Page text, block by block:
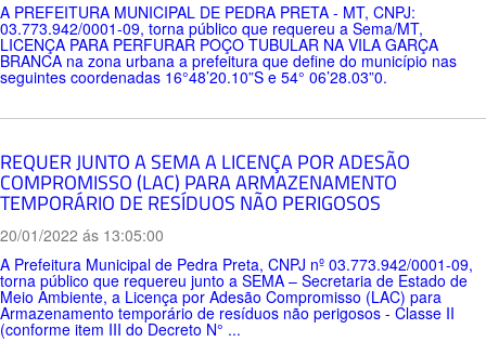
A PREFEITURA MUNICIPAL DE PEDRA PRETA - MT, CNPJ:
03.773.942/0001-09, torna público que requereu a Sema/MT,
LICENÇA PARA PERFURAR POÇO TUBULAR NA VILA GARÇA
BRANCA na zona urbana a prefeitura que define do município nas
seguintes coordenadas 16°48’20.10”S e 54° 06’28.03”0.
REQUER JUNTO A SEMA A LICENÇA POR ADESÃO
COMPROMISSO (LAC) PARA ARMAZENAMENTO
TEMPORÁRIO DE RESÍDUOS NÃO PERIGOSOS
20/01/2022 ás 13:05:00
A Prefeitura Municipal de Pedra Preta, CNPJ nº 03.773.942/0001-09,
torna público que requereu junto a SEMA – Secretaria de Estado de
Meio Ambiente, a Licença por Adesão Compromisso (LAC) para
Armazenamento temporário de resíduos não perigosos - Classe II
(conforme item III do Decreto N° ...